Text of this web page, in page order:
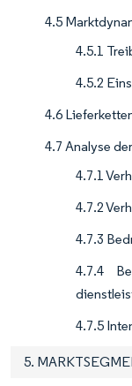
4.5
4.5.1
4.5.2
4.6
4.7 Analyse
4.7.1
4.7.2
4.7.3
4.7.4
4.7.5
5.